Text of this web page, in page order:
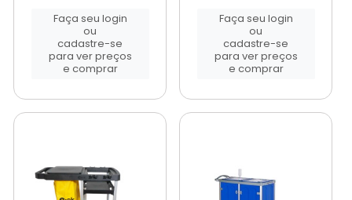
Faça seu login
ou
cadastre-se
para ver preços
e comprar
Faça seu login
ou
cadastre-se
para ver preços
e comprar